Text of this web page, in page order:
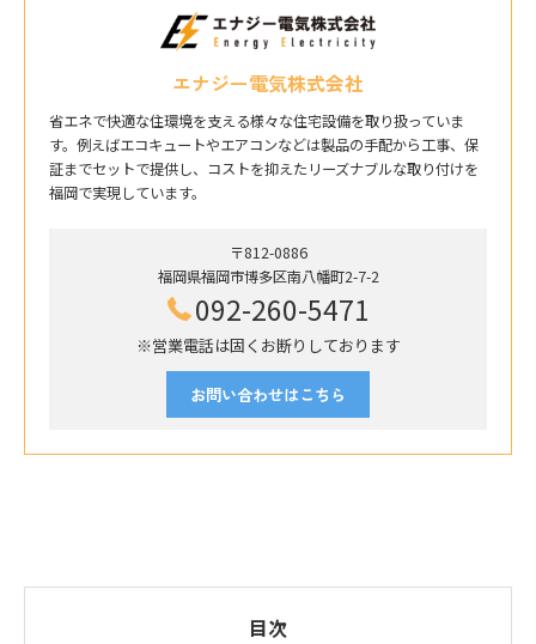
エナジー電気株式会社
省エネで快適な住環境を支える様々な住宅設備を取り扱っていま
す。例えばエコキュートやエアコンなどは製品の手配から工事、保
証までセットで提供し、コストを抑えたリーズナブルな取り付けを
福岡で実現しています。
〒812-0886
福岡県福岡市博多区南八幡町2-7-2
092-260-5471
※営業電話は固くお断りしております
お問い合わせはこちら
目次